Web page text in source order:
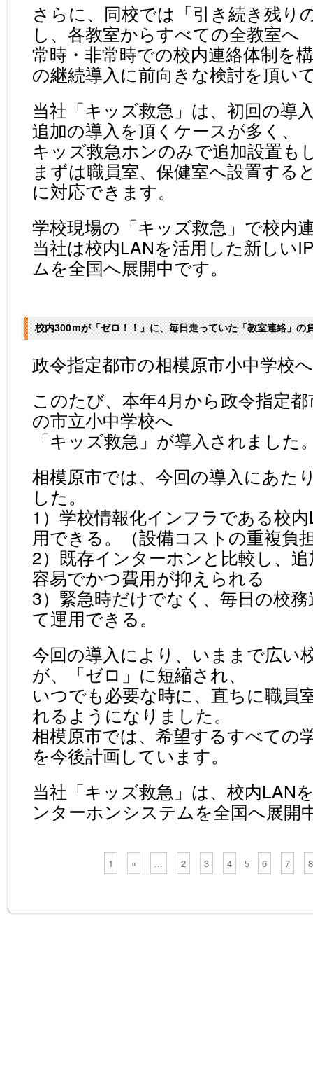
さらに、同校では「引き続き残り
し、各教室からすべての全教室へ
常時・非常時での校内連絡体制を
の継続導入に前向きな検討を頂い
当社「キッズ救急」は、初回の導
追加の導入を頂くケースが多く、
キッズ救急ホンのみで追加設置も
まずは職員室、保健室へ設置する
に対応できます。
学校現場の「キッズ救急」で校内
当社は校内LANを活用した新しい
ムを全国へ展開中です。
校内300ｍが「ゼロ！！」に、毎日走っていた「教室連絡」の
政令指定都市の相模原市小中学校
このたび、本年4月から政令指定
の市立小中学校へ
「キッズ救急」が導入されました
相模原市では、今回の導入にあた
した。
1）学校情報化インフラである校
用できる。（設備コストの重複負
2）既存インターホンと比較し、
容易でかつ費用が抑えられる
3）緊急時だけでなく、毎日の校
て運用できる。
今回の導入により、いままで広い
が、「ゼロ」に短縮され、
いつでも必要な時に、直ちに職員
れるようになりました。
相模原市では、希望するすべての
を今後計画しています。
当社「キッズ救急」は、校内LAN
ンターホンシステムを全国へ展開
1 « ... 2 3 4 5 6 7 8